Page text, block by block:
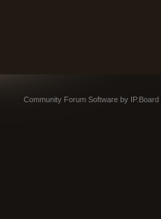
Community Forum Software by IP.Board